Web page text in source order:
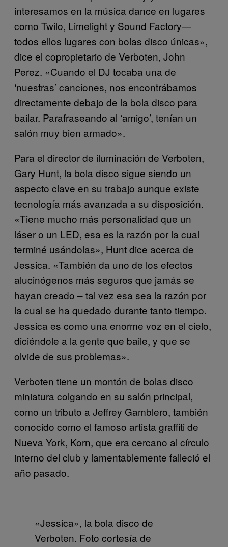
interesamos en la música dance en lugares
como Twilo, Limelight y Sound Factory—
todos ellos lugares con bolas disco únicas»,
dice el copropietario de Verboten, John
Perez. «Cuando el DJ tocaba una de
‘nuestras’ canciones, nos encontrábamos
directamente debajo de la bola disco para
bailar. Parafraseando al ‘amigo’, tenían un
salón muy bien armado».
Para el director de iluminación de Verboten,
Gary Hunt, la bola disco sigue siendo un
aspecto clave en su trabajo aunque existe
tecnología más avanzada a su disposición.
«Tiene mucho más personalidad que un
láser o un LED, esa es la razón por la cual
terminé usándolas», Hunt dice acerca de
Jessica. «También da uno de los efectos
alucinógenos más seguros que jamás se
hayan creado – tal vez esa sea la razón por
la cual se ha quedado durante tanto tiempo.
Jessica es como una enorme voz en el cielo,
diciéndole a la gente que baile, y que se
olvide de sus problemas».
Verboten tiene un montón de bolas disco
miniatura colgando en su salón principal,
como un tributo a Jeffrey Gamblero, también
conocido como el famoso artista graffiti de
Nueva York, Korn, que era cercano al círculo
interno del club y lamentablemente falleció el
año pasado.
«Jessica», la bola disco de
Verboten. Foto cortesía de